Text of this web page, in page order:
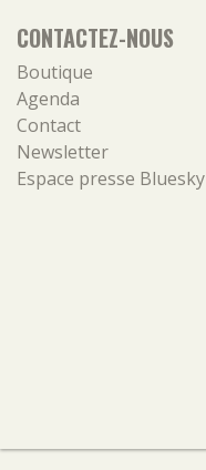
CONTACTEZ-NOUS
Boutique
Agenda
Contact
Newsletter
Espace presse Bluesky